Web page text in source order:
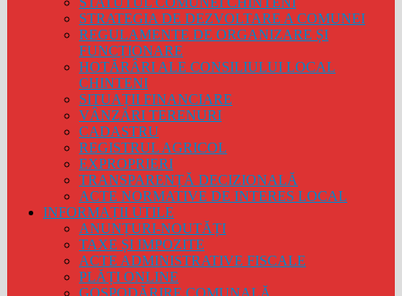
STRATEGIA DE DEZVOLTARE A COMUNEI
REGULAMENTE DE ORGANIZARE ȘI
FUNCȚIONARE
HOTĂRÂRI ALE CONSILIULUI LOCAL
CHINTENI
SITUAȚII FINANCIARE
VÂNZĂRI TERENURI
CADASTRU
REGISTRUL AGRICOL
EXPROPRIERI
TRANSPARENȚĂ DECIZIONALĂ
ACTE NORMATIVE DE INTERES LOCAL
INFORMAȚII UTILE
ANUNȚURI-NOUTĂȚI
TAXE ȘI IMPOZITE
ACTE ADMINISTRATIVE FISCALE
PLĂȚI ONLINE
GOSPODĂRIRE COMUNALĂ